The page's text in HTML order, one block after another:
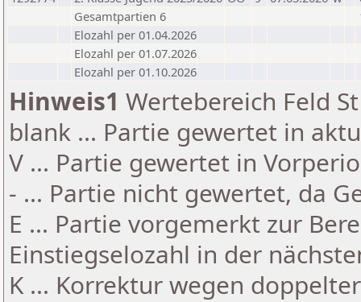
Gesamtpartien 6
Elozahl per 01.04.2026
Elozahl per 01.07.2026
Elozahl per 01.10.2026
Hinweis1 Wertebereich Feld
blank ... Partie gewertet in
V ... Partie gewertet in
- ... Partie nicht gewertet, da
E ... Partie vorgemerkt zur
Einstiegselozahl in der
K ... Korrektur wegen